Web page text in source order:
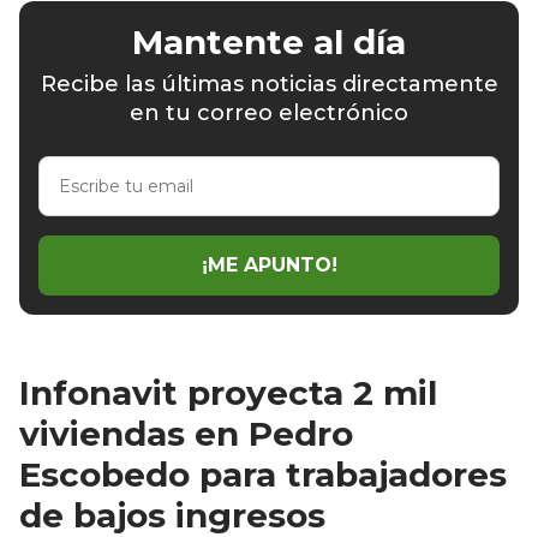
Mantente al día
Recibe las últimas noticias directamente
en tu correo electrónico
Escribe
email
¡ME APUNTO!
Infonavit proyecta 2 mil
viviendas en Pedro
Escobedo para trabajadores
de bajos ingresos